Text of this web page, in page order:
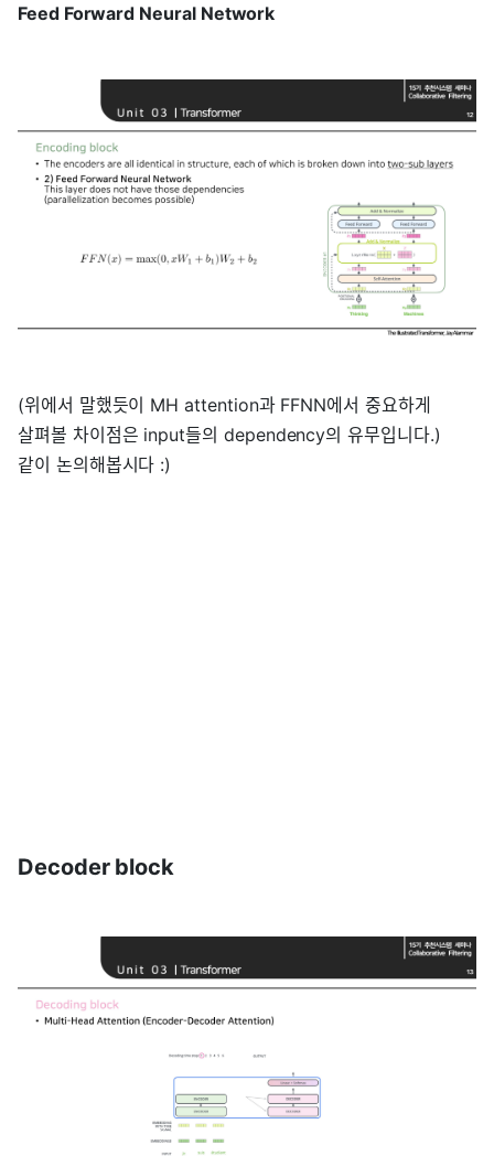
Feed Forward Neural Network
(위에서 말했듯이 MH attention과 FFNN에서 중요하게
살펴볼 차이점은 input들의 dependency의 유무입니다.)
같이 논의해봅시다 :)
Decoder block